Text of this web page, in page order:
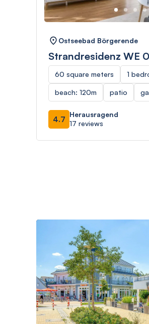
Ostseebad Börgerende
Strandresidenz WE
60 square meters 1
beach: 120m patio
4.7
Herausragend
17 reviews